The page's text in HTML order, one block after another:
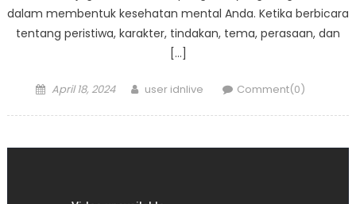
dalam membentuk kesehatan mental Anda. Ketika berbicara
tentang peristiwa, karakter, tindakan, tema, perasaan, dan
[…]
Posted
April 18, 2024 Author
user idnlive Comment(0)